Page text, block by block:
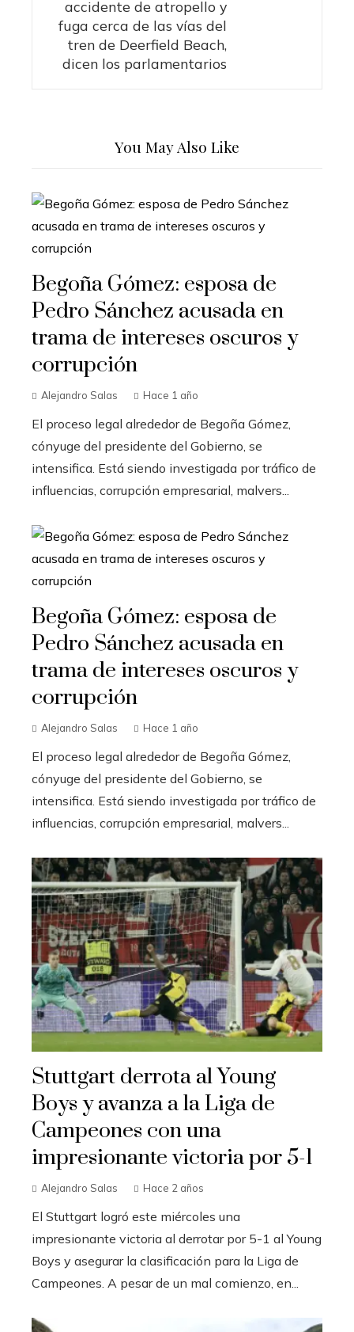
accidente de atropello y
fuga cerca de las vías del
tren de Deerfield Beach,
dicen los parlamentarios
You May Also Like
Begoña Gómez: esposa de
Pedro Sánchez acusada en
trama de intereses oscuros y
corrupción
Alejandro Salas Hace 1 año
El proceso legal alrededor de Begoña Gómez,
cónyuge del presidente del Gobierno, se
intensifica. Está siendo investigada por tráfico de
influencias, corrupción empresarial, malvers...
Begoña Gómez: esposa de
Pedro Sánchez acusada en
trama de intereses oscuros y
corrupción
Alejandro Salas Hace 1 año
El proceso legal alrededor de Begoña Gómez,
cónyuge del presidente del Gobierno, se
intensifica. Está siendo investigada por tráfico de
influencias, corrupción empresarial, malvers...
Stuttgart derrota al Young
Boys y avanza a la Liga de
Campeones con una
impresionante victoria por 5-1
Alejandro Salas Hace 2 años
El Stuttgart logró este miércoles una
impresionante victoria al derrotar por 5-1 al Young
Boys y asegurar la clasificación para la Liga de
Campeones. A pesar de un mal comienzo, en...